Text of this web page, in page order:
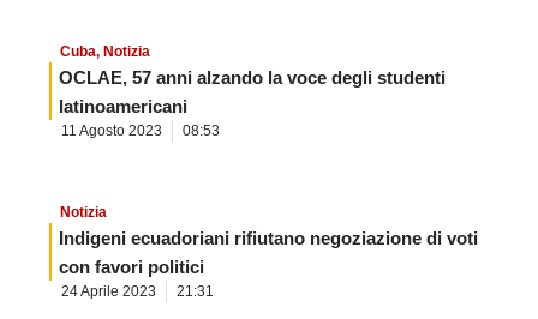
Cuba, Notizia
OCLAE, 57 anni alzando la voce degli studenti
latinoamericani
11 Agosto 2023 08:53
Notizia
Indigeni ecuadoriani rifiutano negoziazione di voti
con favori politici
24 Aprile 2023 21:31